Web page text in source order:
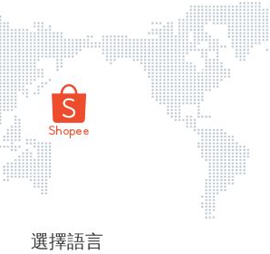
頁面無法顯示
選擇語言